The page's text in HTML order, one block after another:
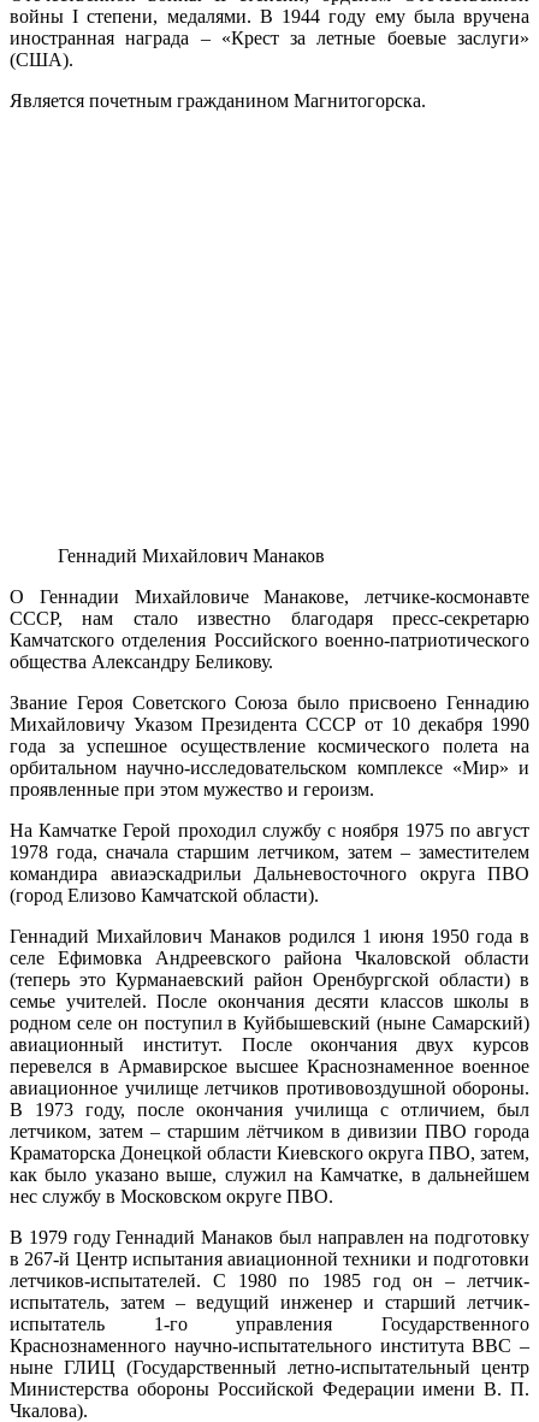
войны I степени, медалями. В 1944 году ему была вручена
иностранная награда – «Крест за летные боевые заслуги»
(США).
Является почетным гражданином Магнитогорска.
Геннадий Михайлович Манаков
О Геннадии Михайловиче Манакове, летчике-космонавте
СССР, нам стало известно благодаря пресс-секретарю
Камчатского отделения Российского военно-патриотического
общества Александру Беликову.
Звание Героя Советского Союза было присвоено Геннадию
Михайловичу Указом Президента СССР от 10 декабря 1990
года за успешное осуществление космического полета на
орбитальном научно-исследовательском комплексе «Мир» и
проявленные при этом мужество и героизм.
На Камчатке Герой проходил службу с ноября 1975 по август
1978 года, сначала старшим летчиком, затем – заместителем
командира авиаэскадрильи Дальневосточного округа ПВО
(город Елизово Камчатской области).
Геннадий Михайлович Манаков родился 1 июня 1950 года в
селе Ефимовка Андреевского района Чкаловской области
(теперь это Курманаевский район Оренбургской области) в
семье учителей. После окончания десяти классов школы в
родном селе он поступил в Куйбышевский (ныне Самарский)
авиационный институт. После окончания двух курсов
перевелся в Армавирское высшее Краснознаменное военное
авиационное училище летчиков противовоздушной обороны.
В 1973 году, после окончания училища с отличием, был
летчиком, затем – старшим лётчиком в дивизии ПВО города
Краматорска Донецкой области Киевского округа ПВО, затем,
как было указано выше, служил на Камчатке, в дальнейшем
нес службу в Московском округе ПВО.
В 1979 году Геннадий Манаков был направлен на подготовку
в 267-й Центр испытания авиационной техники и подготовки
летчиков-испытателей. С 1980 по 1985 год он – летчик-
испытатель, затем – ведущий инженер и старший летчик-
испытатель 1-го управления Государственного
Краснознаменного научно-испытательного института ВВС –
ныне ГЛИЦ (Государственный летно-испытательный центр
Министерства обороны Российской Федерации имени В. П.
Чкалова).